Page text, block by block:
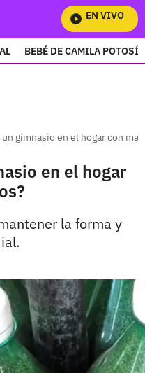
EN VIVO
BEBÉ DE CAMILA POTOSÍ
un gimnasio en el hogar con
en el hogar
la forma y